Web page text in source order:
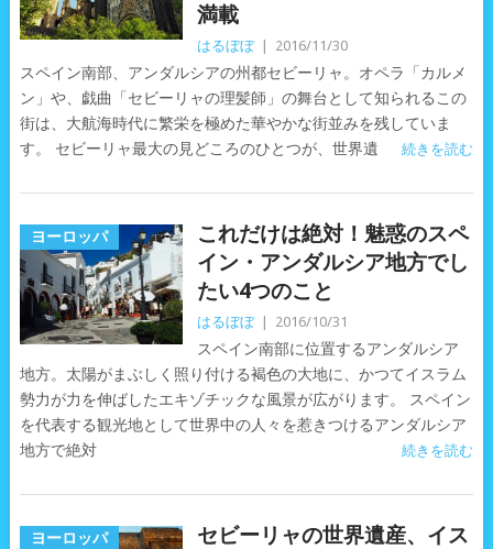
満載
はるぼぼ 2016/11/30
スペイン南部、アンダルシアの州都セビーリャ。オペラ「カルメ
ン」や、戯曲「セビーリャの理髪師」の舞台として知られるこの
街は、大航海時代に繁栄を極めた華やかな街並みを残していま
す。 セビーリャ最大の見どころのひとつが、世界遺
続きを読む
ヨーロッパ
これだけは絶対！魅惑のスペ
イン・アンダルシア地方でし
たい4つのこと
はるぼぼ 2016/10/31
スペイン南部に位置するアンダルシア
地方。太陽がまぶしく照り付ける褐色の大地に、かつてイスラム
勢力が力を伸ばしたエキゾチックな風景が広がります。 スペイン
を代表する観光地として世界中の人々を惹きつけるアンダルシア
地方で絶対
続きを読む
ヨーロッパ
セビーリャの世界遺産、イス